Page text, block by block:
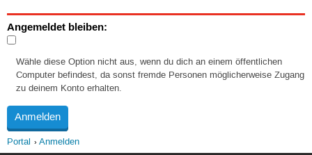
Angemeldet bleiben:
Wähle diese Option nicht aus, wenn du dich an einem öffentlichen
Computer befindest, da sonst fremde Personen möglicherweise Zugang
zu deinem Konto erhalten.
Portal Anmelden